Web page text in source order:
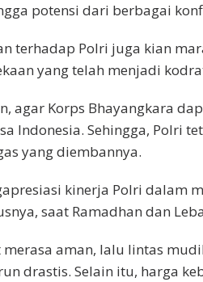
potensi dari berbagai
terhadap Polri juga kian
yang telah menjadi
agar Korps Bhayangkara
Indonesia. Sehingga, Polri
yang diembannya.
kinerja Polri dalam
saat Ramadhan dan
aman, lalu lintas
drastis. Selain itu, harga